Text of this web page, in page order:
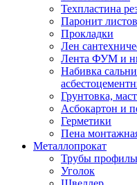
Техпластина
Паронит
Прокладки
Лен
Лента ФУМ и
Набивка
Грунтовка,
Асбокартон и
Герметики
Пена
Металлопрокат
Трубы
Уголок